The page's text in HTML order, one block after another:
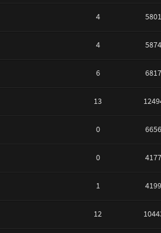
4 5801
4 5874
6 6817
13
0 6656
0 4177
1 4199
12